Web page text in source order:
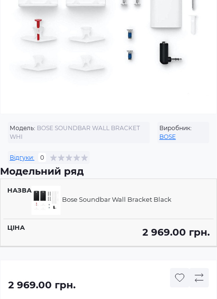
Модель: BOSE SOUNDBAR WALL BRACKET
WHI
Виробник:
BOSE
Відгуки: 0
Модельний ряд
НАЗВА ЦІНА
Bose Soundbar Wall Bracket Black
2 969.00 грн.
2 969.00 грн.